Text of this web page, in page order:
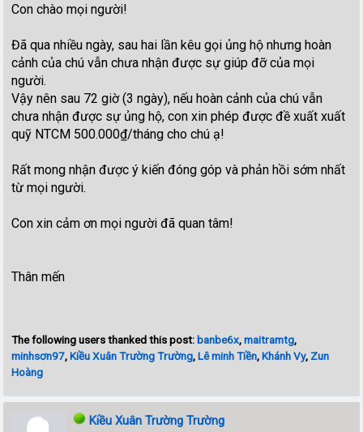
Con chào mọi người!
Đã qua nhiều ngày, sau hai lần kêu gọi ủng hộ nhưng hoàn
cảnh của chú vẫn chưa nhận được sự giúp đỡ của mọi
người.
Vậy nên sau 72 giờ (3 ngày), nếu hoàn cảnh của chú vẫn
chưa nhận được sự ủng hộ, con xin phép được đề xuất xuất
quỹ NTCM 500.000₫/tháng cho chú ạ!
Rất mong nhận được ý kiến đóng góp và phản hồi sớm nhất
từ mọi người.
Con xin cảm ơn mọi người đã quan tâm!
Thân mến
The following users thanked this post: banbe6x,maitramtg,
minhsơn97,Kiều Xuân Trường Trường,Lê minh Tiền,Khánh Vy, Zun
Hoàng
Kiều Xuân Trường Trường